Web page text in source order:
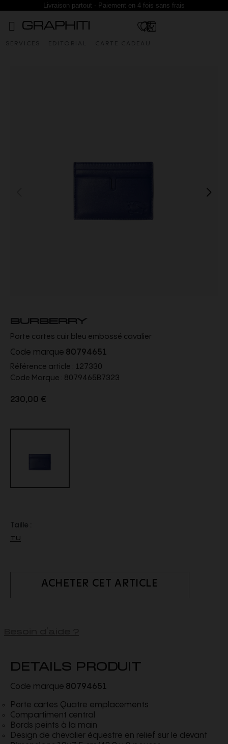
Livraison partout - Paiement en 4 fois sans frais
SERVICES EDITORIAL CARTE CADEAU
BURBERRY
Porte cartes cuir bleu embossé cavalier
Code marque 80794651
Référence article : 127330
Code Marque : 8079465B7323
230,00 €
Taille :
TU
ACHETER CET ARTICLE
DETAILS PRODUIT
Code marque 80794651
Porte cartes Quatre emplacements
Compartiment central
Bords peints à la main
Design de chevalier équestre en relief sur le devant